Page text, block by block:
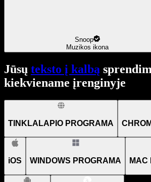
Snoop
Muzikos ikona
Jūsų teksto į kalbą
kiekviename įrenginyje
TINKLALAPIO PROGRAMA
iOS WINDOWS PROGRAMA MAC